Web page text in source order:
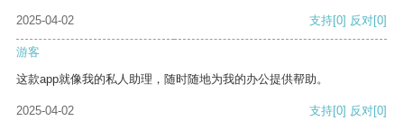
2025-04-02 支持[0] 反对[0]
游客
这款app就像我的私人助理，随时随地为我的办公提供帮助。
2025-04-02 支持[0] 反对[0]